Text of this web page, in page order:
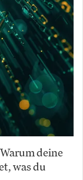
deine
was du